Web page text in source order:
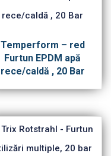
Temperform – red
Furtun EPDM apă
rece/caldă , 20 Bar